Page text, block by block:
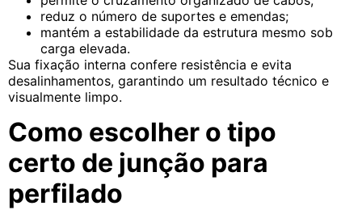
reduz o número de suportes e emendas;
mantém a estabilidade da estrutura mesmo sob
carga elevada.
Sua fixação interna confere resistência e evita
desalinhamentos, garantindo um resultado técnico e
visualmente limpo.
Como escolher o tipo
certo de junção para
perfilado